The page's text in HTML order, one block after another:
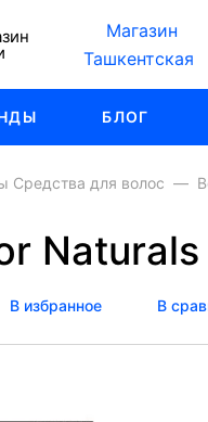
Магазин
Ташкентская
БЛОГ
Средства для волос
В избранное В